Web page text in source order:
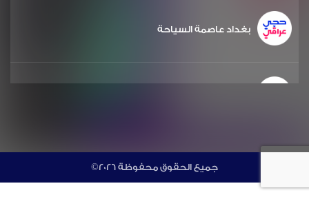
بغداد عاصمة السياحة
©جميع الحقوق محفوظة 2026